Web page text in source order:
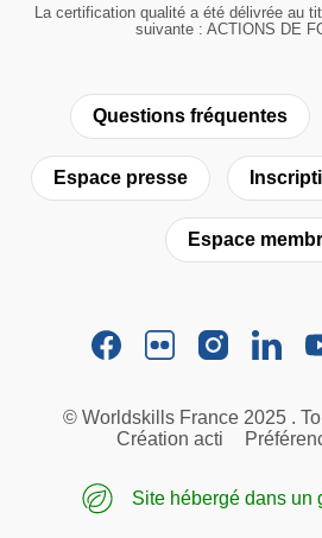
La certification qualité a été délivrée au
suivante : ACTIONS DE
Questions fréquentes
Espace presse
Espace
© Worldskills France 2025 .
Création acti
Site hébergé dans un